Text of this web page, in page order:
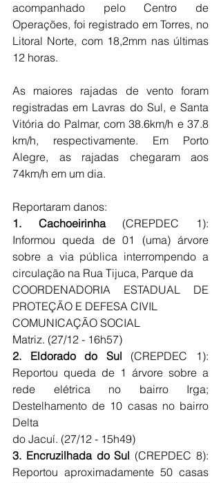
acompanhado pelo Centro de
Operações, foi registrado em Torres, no
Litoral Norte, com 18,2mm nas últimas
12 horas.
As maiores rajadas de vento foram
registradas em Lavras do Sul, e Santa
Vitória do Palmar, com 38.6km/h e 37.8
km/h, respectivamente. Em Porto
Alegre, as rajadas chegaram aos
74km/h em um dia.
Reportaram danos:
1. Cachoeirinha (CREPDEC 1):
Informou queda de 01 (uma) árvore
sobre a via pública interrompendo a
circulação na Rua Tijuca, Parque da
COORDENADORIA ESTADUAL DE
PROTEÇÃO E DEFESA CIVIL
COMUNICAÇÃO SOCIAL
Matriz. (27/12 - 16h57)
2. Eldorado do Sul (CREPDEC 1):
Reportou queda de 1 árvore sobre a
rede elétrica no bairro Irga;
Destelhamento de 10 casas no bairro
Delta
do Jacuí. (27/12 - 15h49)
3. Encruzilhada do Sul (CREPDEC 8):
Reportou aproximadamente 50 casas